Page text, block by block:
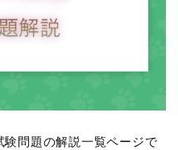
問題の解説一覧ページで